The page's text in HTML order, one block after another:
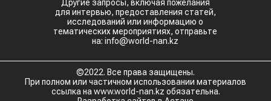
Другие запросы, включая пожелания
для интервью, предоставления статей,
исследований или информацию о
тематических мероприятиях, отправьте
на: info@world-nan.kz
©2022. Все права защищены.
При полном или частичном использовании материалов
ссылка на www.world-nan.kz обязательна.